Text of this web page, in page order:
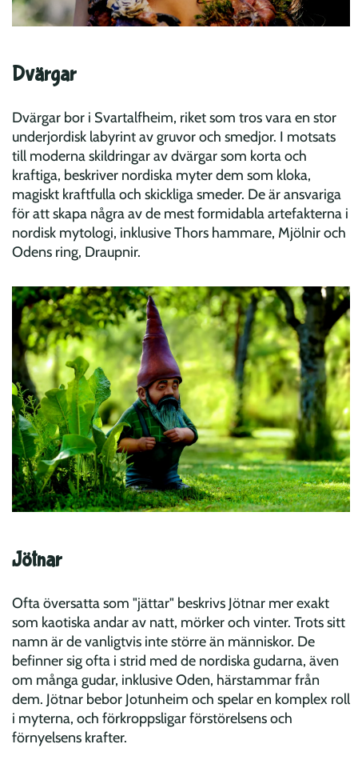
Dvärgar
Dvärgar bor i Svartalfheim, riket som tros vara en stor
underjordisk labyrint av gruvor och smedjor. I motsats
till moderna skildringar av dvärgar som korta och
kraftiga, beskriver nordiska myter dem som kloka,
magiskt kraftfulla och skickliga smeder. De är ansvariga
för att skapa några av de mest formidabla artefakterna i
nordisk mytologi, inklusive Thors hammare, Mjölnir och
Odens ring, Draupnir.
Jötnar
Ofta översatta som "jättar" beskrivs Jötnar mer exakt
som kaotiska andar av natt, mörker och vinter. Trots sitt
namn är de vanligtvis inte större än människor. De
befinner sig ofta i strid med de nordiska gudarna, även
om många gudar, inklusive Oden, härstammar från
dem. Jötnar bebor Jotunheim och spelar en komplex roll
i myterna, och förkroppsligar förstörelsens och
förnyelsens krafter.